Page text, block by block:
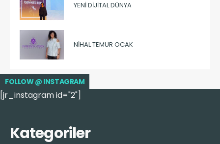
YENI DIJITAL DÜNYA
NIHAL TEMUR OCAK
FOLLOW @ INSTAGRAM
[jr_instagram id="2"]
Kategoriler